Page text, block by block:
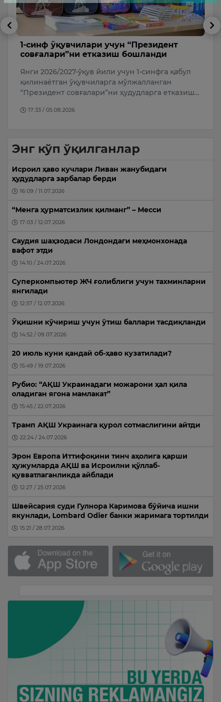
1-синф ўқувчилари учун “Президент
совғалари”ни етказиш бошланди
Янги 2026/2027-ўқув йили учун 1-синфга қабул
қилинаётган ўқувчиларга мўлжалланган
“Президент совғалари”ни ҳудудларга етказиш…
17:33 / 05.08.2026
Энг кўп ўқилганлар
Исроил ҳаво кучлари Ливан жанубидаги
ҳудудларга зарбалар берди
16:09 / 11.07.2026
“Менга ҳурматсизлик қилманг” – Месси
17:03 / 12.07.2026
Саудия шаҳзодаси Лондондаги меҳмонхонада
вафот этди
14:10 / 24.07.2026
Суперкомпьютер ЖЧ ғолиблиги учун тахминларни
янгилади
12:57 / 12.07.2026
Ўқишни кўчириш учун ўтиш баллари тасдиқланди
14:52 / 09.07.2026
20 июль куни қандай об-ҳаво кузатилади?
15:49 / 19.07.2026
Рубио: “АҚШ Украинадаги можарони ҳал қила
оладиган ягона мамлакат”
15:45 / 22.07.2026
Трамп АҚШ Украинага қурол сотмаслигини айтди
22:24 / 24.07.2026
Эрон Европа Иттифоқини тинч аҳолига қарши
ҳужумларда АҚШ ва Исроилни қўллаб-
қувватлаганликда айблади
12:27 / 25.07.2026
Швейсария суди Гулнора Каримова бўйича ишни
якунлади, Lombard Odier банки жаримага тортилди
15:21 / 28.07.2026